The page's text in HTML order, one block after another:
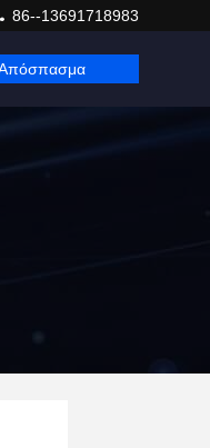
86--13691718983